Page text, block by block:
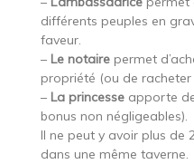
différents peuples en
faveur.
– Le notairepermet
propriété (ou de racheter
– La princesseapporte
bonus non négligeables).
Il ne peut y avoir plus de
dans une même taverne.